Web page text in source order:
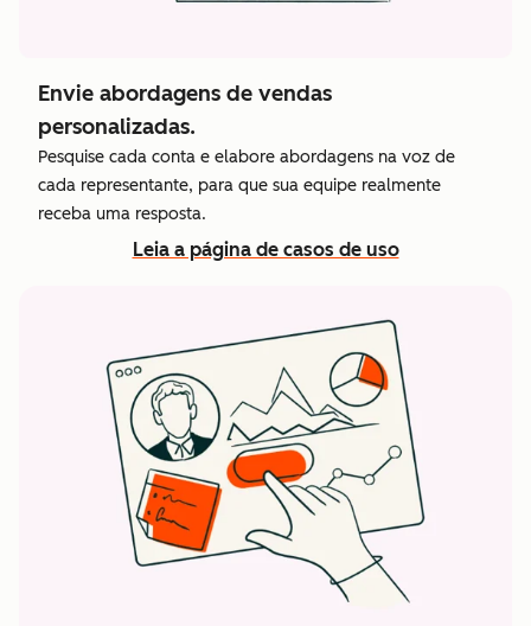
Envie abordagens de vendas
personalizadas.
Pesquise cada conta e elabore abordagens na voz de
cada representante, para que sua equipe realmente
receba uma resposta.
Leia a página de casos de uso